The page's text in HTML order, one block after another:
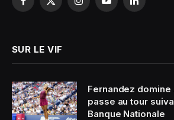
Facebook
X
InstagramYouTubeLinkedIn
SUR LE VIF
Fernandez
passe au tour
Banque Nationale